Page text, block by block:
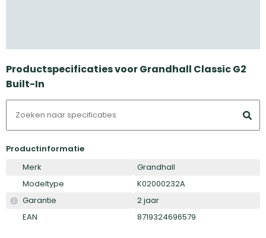
Productspecificaties voor Grandhall Classic G2
Built-In
Productinformatie
Merk
Grandhall
Modeltype
K02000232A
Garantie
2 jaar
EAN
8719324696579